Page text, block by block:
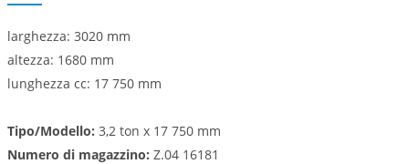
larghezza: 3020 mm
altezza: 1680 mm
lunghezza cc: 17 750 mm
Tipo/Modello: 3,2 ton x 17 750 mm
Numero di magazzino: Z.04 16181